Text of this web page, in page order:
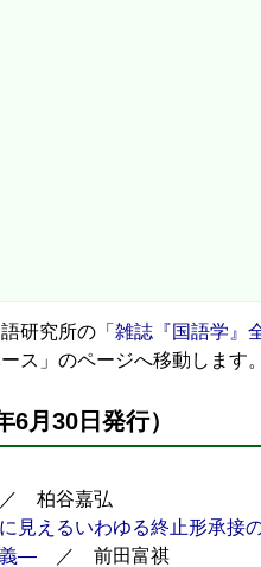
研究所の 「雑誌『国語学』
ス」のページへ移動します。
6月30日発行）
柏谷嘉弘
見えるいわゆる終止形承接
義― ／ 前田富祺